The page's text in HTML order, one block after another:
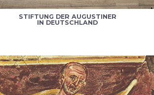
STIFTUNG DER AUGUSTINER
IN DEUTSCHLAND